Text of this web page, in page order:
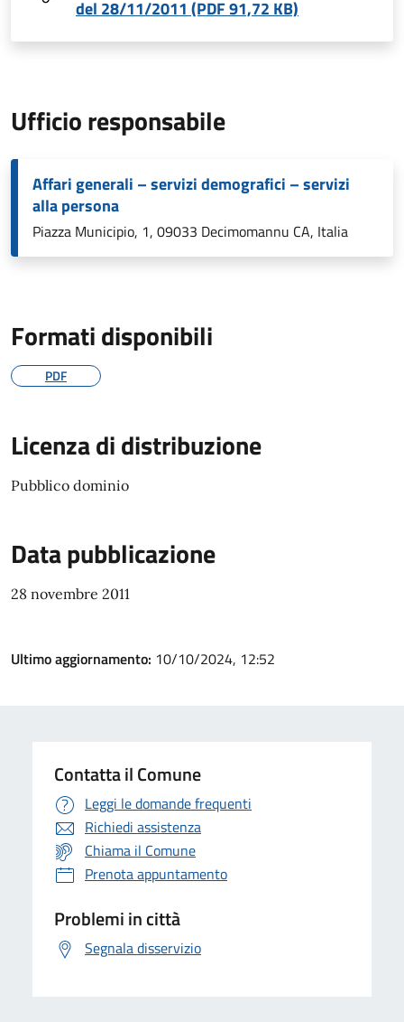
del 28/11/2011 (PDF 91,72 KB)
Ufficio responsabile
Affari generali – servizi demografici – servizi
alla persona
Piazza Municipio, 1, 09033 Decimomannu CA, Italia
Formati disponibili
PDF
Licenza di distribuzione
Pubblico dominio
Data pubblicazione
28 novembre 2011
Ultimo aggiornamento: 10/10/2024, 12:52
Contatta il Comune
Leggi le domande frequenti
Richiedi assistenza
Chiama il Comune
Prenota appuntamento
Problemi in città
Segnala disservizio